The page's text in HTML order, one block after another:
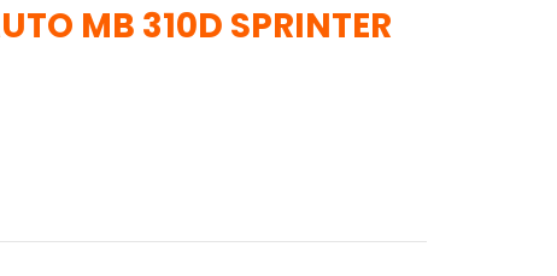
MB 310D SPRINTER